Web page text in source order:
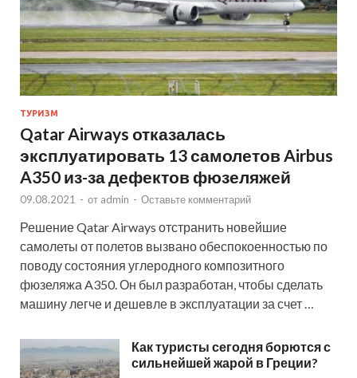
ТУРИЗМ
Qatar Airways отказалась
эксплуатировать 13 самолетов Airbus
A350 из-за дефектов фюзеляжей
09.08.2021 - от admin - Оставьте комментарий
Решение Qatar Airways отстранить новейшие
самолеты от полетов вызвано обеспокоенностью по
поводу состояния углеродного композитного
фюзеляжа A350. Он был разработан, чтобы сделать
машину легче и дешевле в эксплуатации за счет …
Как туристы сегодня борются с
сильнейшей жарой в Греции?